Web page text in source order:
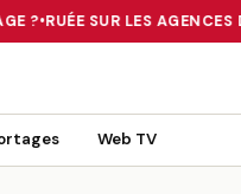
?•RUÉE SUR LES AGENCES
OU UN MIRAGE ?•RUÉE
Web TV